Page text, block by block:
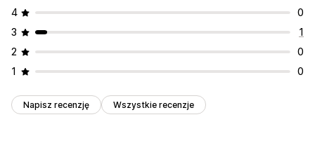
4
0
3
1
2
0
1
0
Napisz recenzję Wszystkie recenzje